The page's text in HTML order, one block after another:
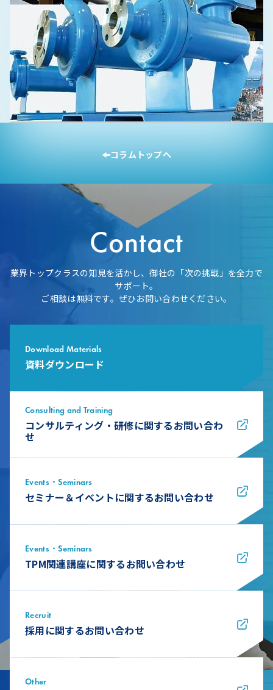
「現状維持でOK」からの脱却 ビジョン策定で見えた新境地
経営戦略・新事業 産業機械
コラムトップへ
Contact
業界トップクラスの知見を活かし、御社の「次の挑戦」を全力で
サポート。
ご相談は無料です。ぜひお問い合わせください。
Download Materials
資料ダウンロード
Consulting and Training
コンサルティング・研修に関するお問い合わ
せ
Events・Seminars
セミナー＆イベントに関するお問い合わせ
Events・Seminars
TPM関連講座に関するお問い合わせ
Recruit
採用に関するお問い合わせ
Other